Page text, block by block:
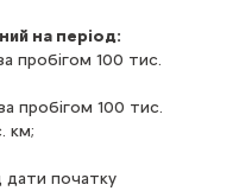
на період:
пробігом 100 тис.
пробігом 100 тис.
км;
дати початку
на період:
пробігом 100 тис.
пробігом 100 тис.
пробігом 100 тис.